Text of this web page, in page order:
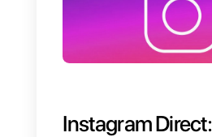
fine di portare i
nel posto dove
acquistare.